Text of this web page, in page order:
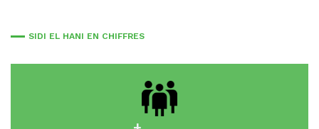
SIDI EL HANI EN CHIFFRES